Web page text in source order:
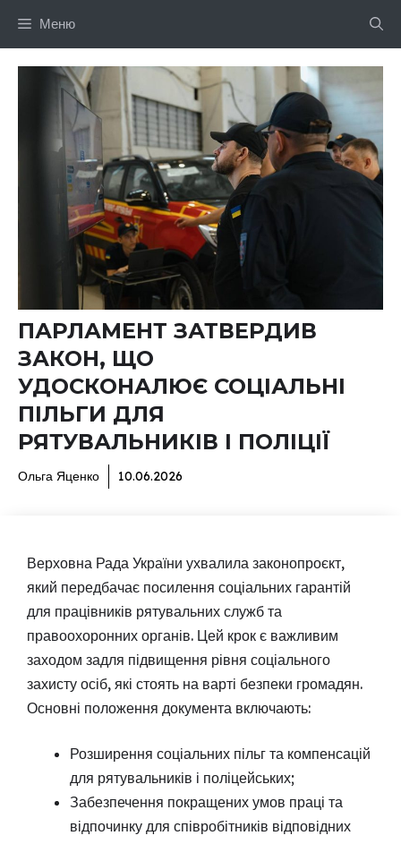
Меню
ПАРЛАМЕНТ ЗАТВЕРДИВ
ЗАКОН, ЩО
УДОСКОНАЛЮЄ СОЦІАЛЬНІ
ПІЛЬГИ ДЛЯ
РЯТУВАЛЬНИКІВ І ПОЛІЦІЇ
Ольга Яценко 10.06.2026
Верховна Рада України ухвалила законопроєкт,
який передбачає посилення соціальних гарантій
для працівників рятувальних служб та
правоохоронних органів. Цей крок є важливим
заходом задля підвищення рівня соціального
захисту осіб, які стоять на варті безпеки громадян.
Основні положення документа включають:
Розширення соціальних пільг та компенсацій
для рятувальників і поліцейських;
Забезпечення покращених умов праці та
відпочинку для співробітників відповідних